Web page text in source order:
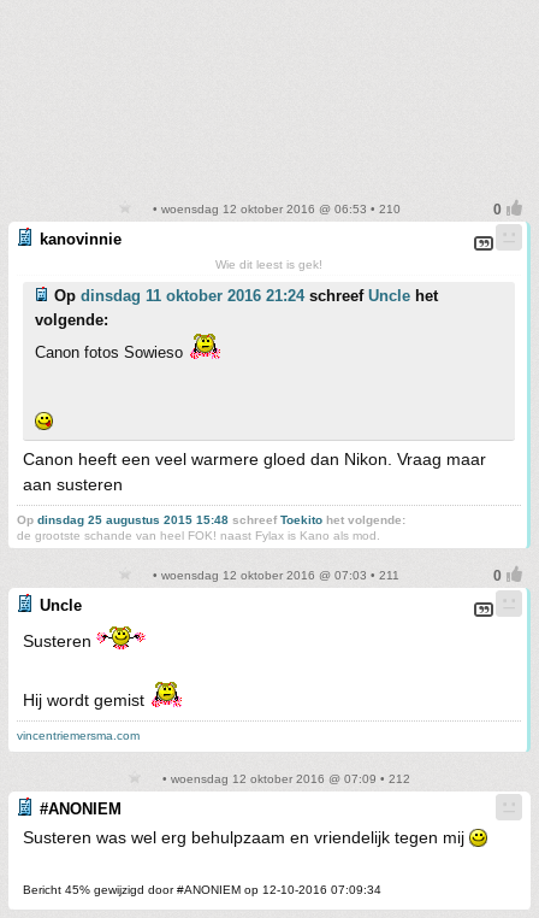
• woensdag 12 oktober 2016 @ 06:53 • 210
kanovinnie
Wie dit leest is gek!
Op dinsdag 11 oktober 2016 21:24schreef Uncle het
volgende:
Canon fotos Sowieso
Canon heeft een veel warmere gloed dan Nikon. Vraag maar
aan susteren
Op dinsdag 25 augustus 2015 15:48 schreefToekito het volgende:
de grootste schande van heel FOK! naast Fylax is Kano als mod.
• woensdag 12 oktober 2016 @ 07:03 • 211
Uncle
Susteren
Hij wordt gemist
vincentriemersma.com
• woensdag 12 oktober 2016 @ 07:09 • 212
#ANONIEM
Susteren was wel erg behulpzaam en vriendelijk tegen mij
Bericht 45% gewijzigd door #ANONIEM op 12-10-2016 07:09:34